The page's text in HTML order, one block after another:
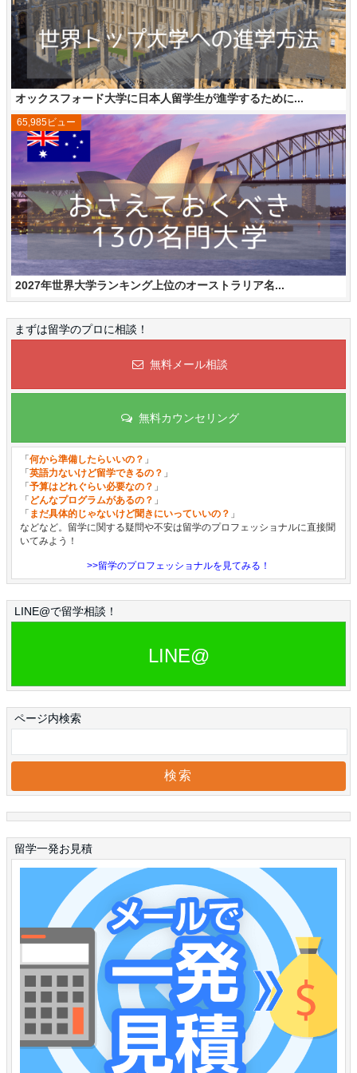
オックスフォード大学に日本人留学生が進学するために...
2027年世界大学ランキング上位のオーストラリア名...
65,985ビュー
まずは留学のプロに相談！
無料メール相談
無料カウンセリング
「 何から準備したらいいの？ 」
「 英語力ないけど留学できるの？ 」
「 予算はどれぐらい必要なの？ 」
「 どんなプログラムがあるの？ 」
「 まだ具体的じゃないけど聞きにいっていいの？ 」
などなど。留学に関する疑問や不安は留学のプロフェッショナルに直接聞
いてみよう！
>>留学のプロフェッショナルを見てみる！
LINE@で留学相談！
LINE@
ページ内検索
留学一発お見積